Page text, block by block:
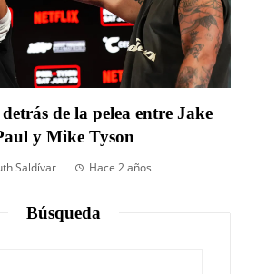
de la pelea entre Jake
y Mike Tyson
Saldívar Hace 2 años
Búsqueda